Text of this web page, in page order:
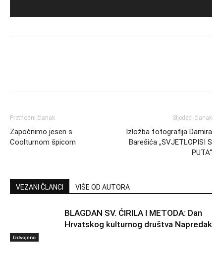
Prethodni članak
Započnimo jesen s
Coolturnom špicom
Sljedeći članak
Izložba fotografija Damira
Barešića „SVJETLOPISI S
PUTA“
VEZANI ČLANCI VIŠE OD AUTORA
Izdvojeno
BLAGDAN SV. ĆIRILA I METODA: Dan
Hrvatskog kulturnog društva Napredak